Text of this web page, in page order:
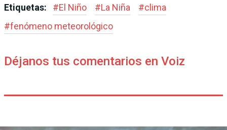
Etiquetas: #El Niño #La Niña #clima
#fenómeno meteorológico
Déjanos tus comentarios en Voiz